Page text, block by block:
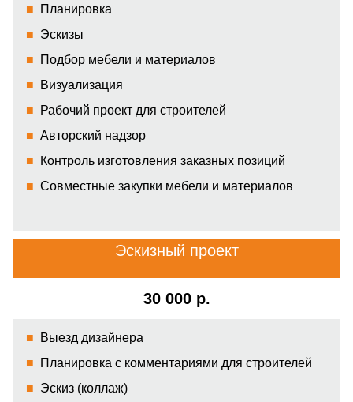
Планировка
Эскизы
Подбор мебели и материалов
Визуализация
Рабочий проект для строителей
Авторский надзор
Контроль изготовления заказных позиций
Совместные закупки мебели и материалов
Эскизный проект
30 000 р.
Выезд дизайнера
Планировка с комментариями для строителей
Эскиз (коллаж)